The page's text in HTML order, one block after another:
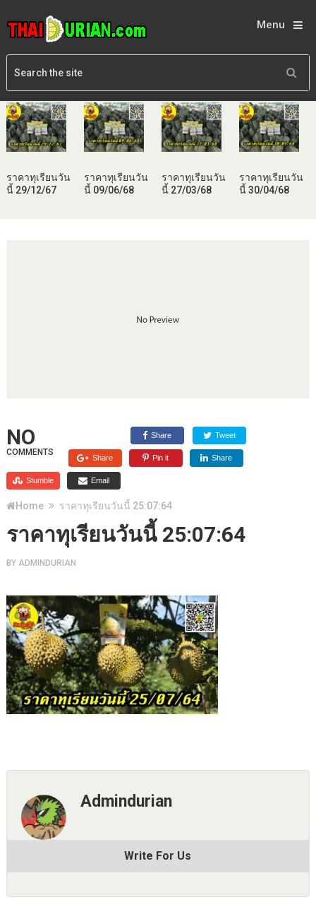
Menu
ราคาทุเรียนวัน
นี้ 29/12/67
ราคาทุเรียนวัน
นี้ 09/06/68
ราคาทุเรียนวัน
นี้ 27/03/68
ราคาทุเรียนวัน
นี้ 30/04/68
NO
COMMENTS
Share Tweet
Share Pin it Share
Stumble Email
Home ราคาทุเรียนวันนี้ 25:07:64
ราคาทุเรียนวันนี้ 25:07:64
BY ADMINDURIAN
Admindurian
Write For Us